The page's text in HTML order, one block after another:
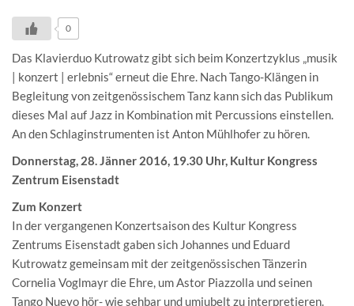
0
Das Klavierduo Kutrowatz gibt sich beim Konzertzyklus „musik
| konzert | erlebnis“ erneut die Ehre. Nach Tango-Klängen in
Begleitung von zeitgenössischem Tanz kann sich das Publikum
dieses Mal auf Jazz in Kombination mit Percussions einstellen.
An den Schlaginstrumenten ist Anton Mühlhofer zu hören.
Donnerstag, 28. Jänner 2016, 19.30 Uhr, Kultur Kongress
Zentrum Eisenstadt
Zum Konzert
In der vergangenen Konzertsaison des Kultur Kongress
Zentrums Eisenstadt gaben sich Johannes und Eduard
Kutrowatz gemeinsam mit der zeitgenössischen Tänzerin
Cornelia Voglmayr die Ehre, um Astor Piazzolla und seinen
Tango Nuevo hör- wie sehbar und umjubelt zu interpretieren.